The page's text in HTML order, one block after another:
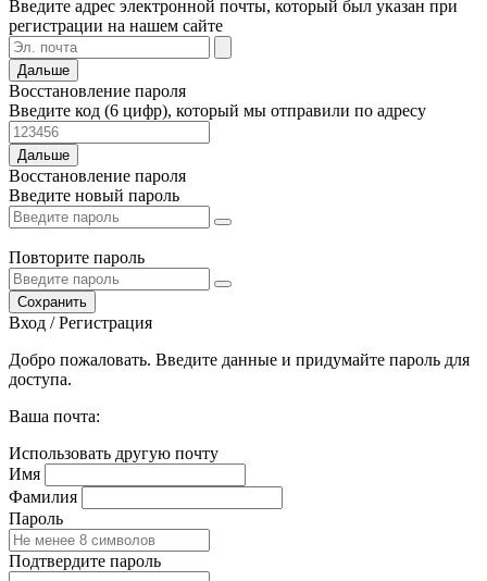
Введите адрес электронной почты, который был указан при
регистрации на нашем сайте
Дальше
Восстановление пароля
Введите код (6 цифр), который мы отправили по адресу
Дальше
Восстановление пароля
Введите новый пароль
Повторите пароль
Сохранить
Вход / Регистрация
Добро пожаловать. Введите данные и придумайте пароль для
доступа.
Ваша почта:
Использовать другую почту
Имя
Фамилия
Пароль
Подтвердите пароль